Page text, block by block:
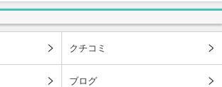
クチコミ
ブログ